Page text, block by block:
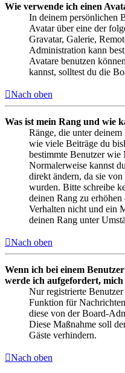
Wie verwende ich einen
In deinem persönlichen
Avatar über eine der
Gravatar, Galerie,
Administration kann
Avatare benutzen
kannst, solltest du die
Nach oben
Was ist mein Rang und wie
Ränge, die unter deinem
wie viele Beiträge du
bestimmte Benutzer wie
Normalerweise kannst
direkt ändern, da sie
wurden. Bitte schreibe
deinen Rang zu
Verhalten nicht und ein
deinen Rang unter
Nach oben
Wenn ich bei einem
werde ich aufgefordert, mich
Nur registrierte
Funktion für
diese von der Board-
Diese Maßnahme soll
Gäste verhindern.
Nach oben